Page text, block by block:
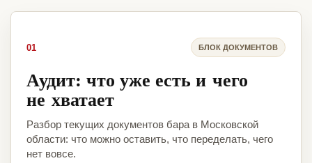
01 БЛОК ДОКУМЕНТОВ
Аудит: что уже есть и чего
не хватает
Разбор текущих документов бара в Московской
области: что можно оставить, что переделать, чего
нет вовсе.